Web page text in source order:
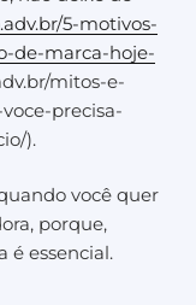
5-motivos-
de-marca-hoje-
mitos-e-
precisa-
).
você quer
porque,
é essencial.